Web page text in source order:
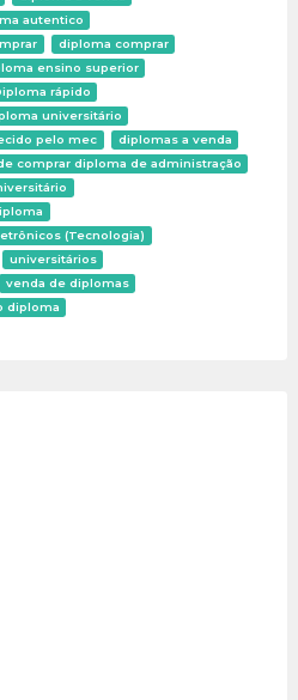
autentico
diploma comprar
ensino superior
rápido
universitário
pelo mec
diplomas a venda
comprar diploma de administração
(Tecnologia)
universitários
venda de diplomas
diploma